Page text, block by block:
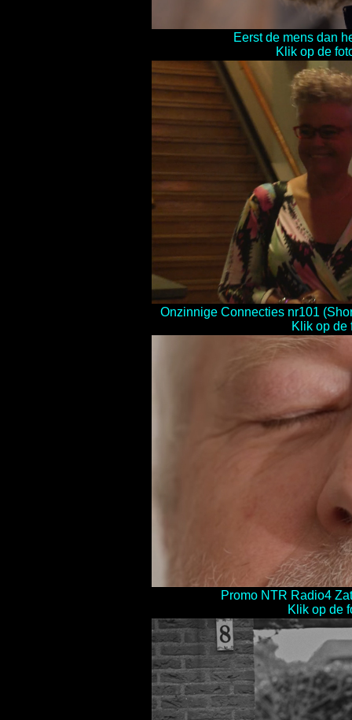
Eerst de mens dan
Klik op de
Onzinnige Connecties nr101
Klik op de
Promo NTR Radio4
Klik op de